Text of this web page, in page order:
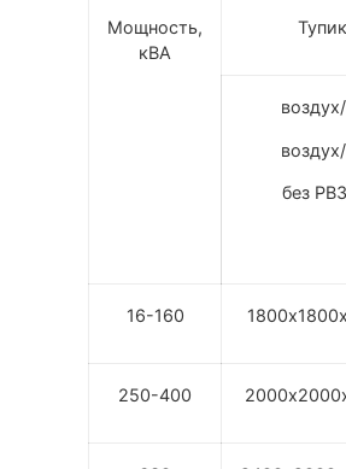
Мощность,
кВА
без
16-160
250-400